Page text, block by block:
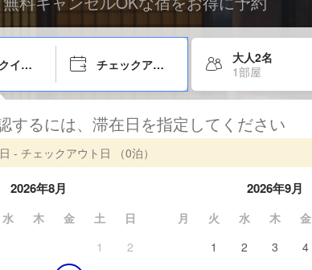
チェックイン日 チェックアウト日
大人2名
1部屋
するには、滞在日を指定してください
- チェックアウト日 （0泊）
2026年8月
水 木 金 土
日
1
2
2026年9月
月 火 水 木 金
1
2 3 4
し